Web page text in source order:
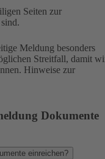
Seiten zur
Meldung besonders
Streitfall, damit
Hinweise zur
Dokumente
einreichen?